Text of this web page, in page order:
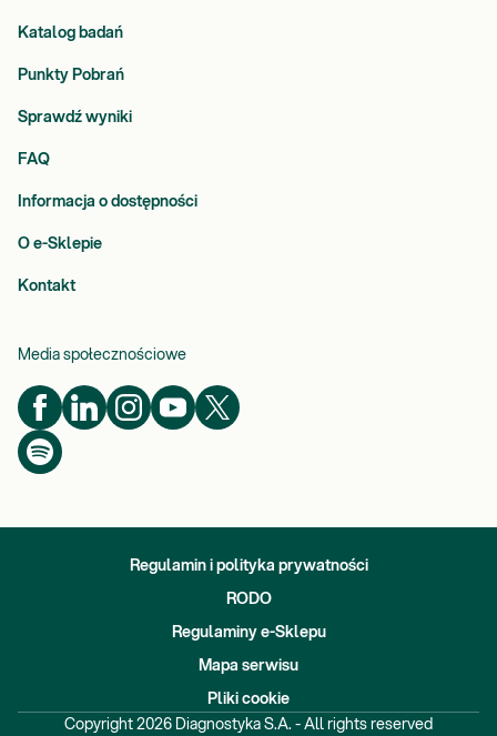
Katalog badań
Punkty Pobrań
Sprawdź wyniki
FAQ
Informacja o dostępności
O e-Sklepie
Kontakt
Media społecznościowe
Regulamin i polityka prywatności
RODO
Regulaminy e-Sklepu
Mapa serwisu
Pliki cookie
Copyright 2026 Diagnostyka S.A. - All rights reserved